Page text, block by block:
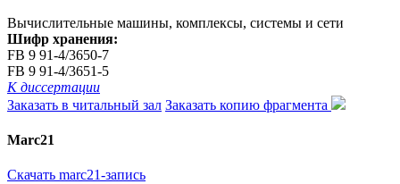
Вычислительные машины, комплексы, системы и сети
Шифр хранения:
FB 9 91-4/3650-7
FB 9 91-4/3651-5
К диссертации
Заказать в читальный зал Заказать копию фрагмента
Marc21
Скачать marc21-запись